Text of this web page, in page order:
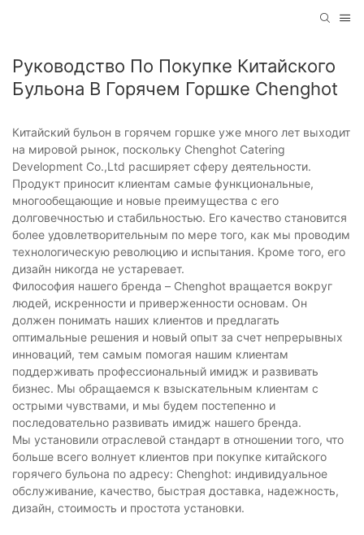
Руководство По Покупке Китайского
Бульона В Горячем Горшке Chenghot
Китайский бульон в горячем горшке уже много лет выходит
на мировой рынок, поскольку Chenghot Catering
Development Co.,Ltd расширяет сферу деятельности.
Продукт приносит клиентам самые функциональные,
многообещающие и новые преимущества с его
долговечностью и стабильностью. Его качество становится
более удовлетворительным по мере того, как мы проводим
технологическую революцию и испытания. Кроме того, его
дизайн никогда не устаревает.
Философия нашего бренда – Chenghot вращается вокруг
людей, искренности и приверженности основам. Он
должен понимать наших клиентов и предлагать
оптимальные решения и новый опыт за счет непрерывных
инноваций, тем самым помогая нашим клиентам
поддерживать профессиональный имидж и развивать
бизнес. Мы обращаемся к взыскательным клиентам с
острыми чувствами, и мы будем постепенно и
последовательно развивать имидж нашего бренда.
Мы установили отраслевой стандарт в отношении того, что
больше всего волнует клиентов при покупке китайского
горячего бульона по адресу: Chenghot: индивидуальное
обслуживание, качество, быстрая доставка, надежность,
дизайн, стоимость и простота установки.